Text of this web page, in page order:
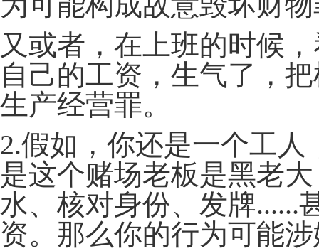
又或者，在上班的时候
自己的工资，生气了，
生产经营罪。
2.假如，你还是一个工
是这个赌场老板是黑老
水、核对身份、发牌......
资。那么你的行为可能